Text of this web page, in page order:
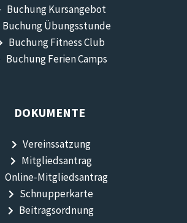
Buchung Kursangebot
Buchung Übungsstunde
Buchung Fitness Club
Buchung Ferien Camps
DOKUMENTE
Vereinssatzung
Mitgliedsantrag
Online-Mitgliedsantrag
Schnupperkarte
Beitragsordnung